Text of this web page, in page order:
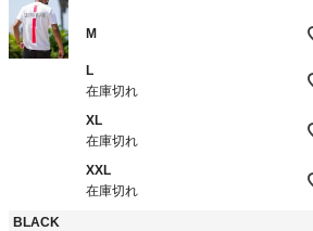
M
L
在庫切れ
XL
在庫切れ
XXL
在庫切れ
BLACK